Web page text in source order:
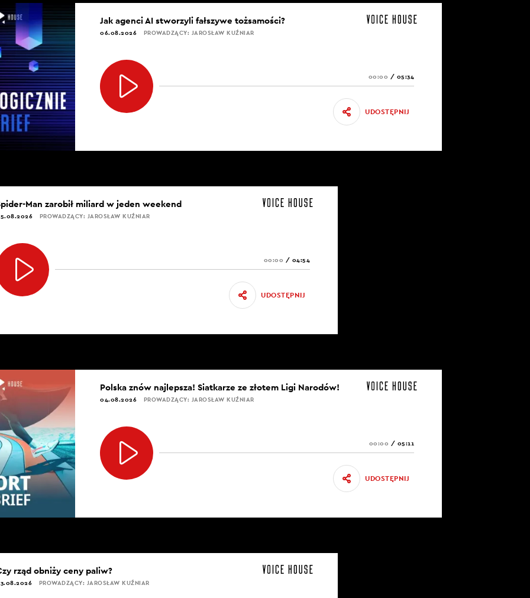
Jak agenci AI stworzyli fałszywe tożsamości?
06.08.2026 PROWADZĄCY: JAROSŁAW KUŹNIAR
00:00 / 05:34
UDOSTĘPNIJ
Man zarobił miliard w jeden weekend
PROWADZĄCY: JAROSŁAW KUŹNIAR
00:00 / 04:54
UDOSTĘPNIJ
Polska znów najlepsza! Siatkarze ze złotem Ligi Narodów!
04.08.2026 PROWADZĄCY: JAROSŁAW KUŹNIAR
00:00 / 05:11
UDOSTĘPNIJ
rząd obniży ceny paliw?
PROWADZĄCY: JAROSŁAW KUŹNIAR